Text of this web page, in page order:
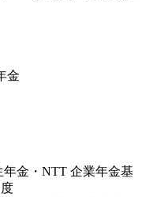
金
金・NTT 企業年金基